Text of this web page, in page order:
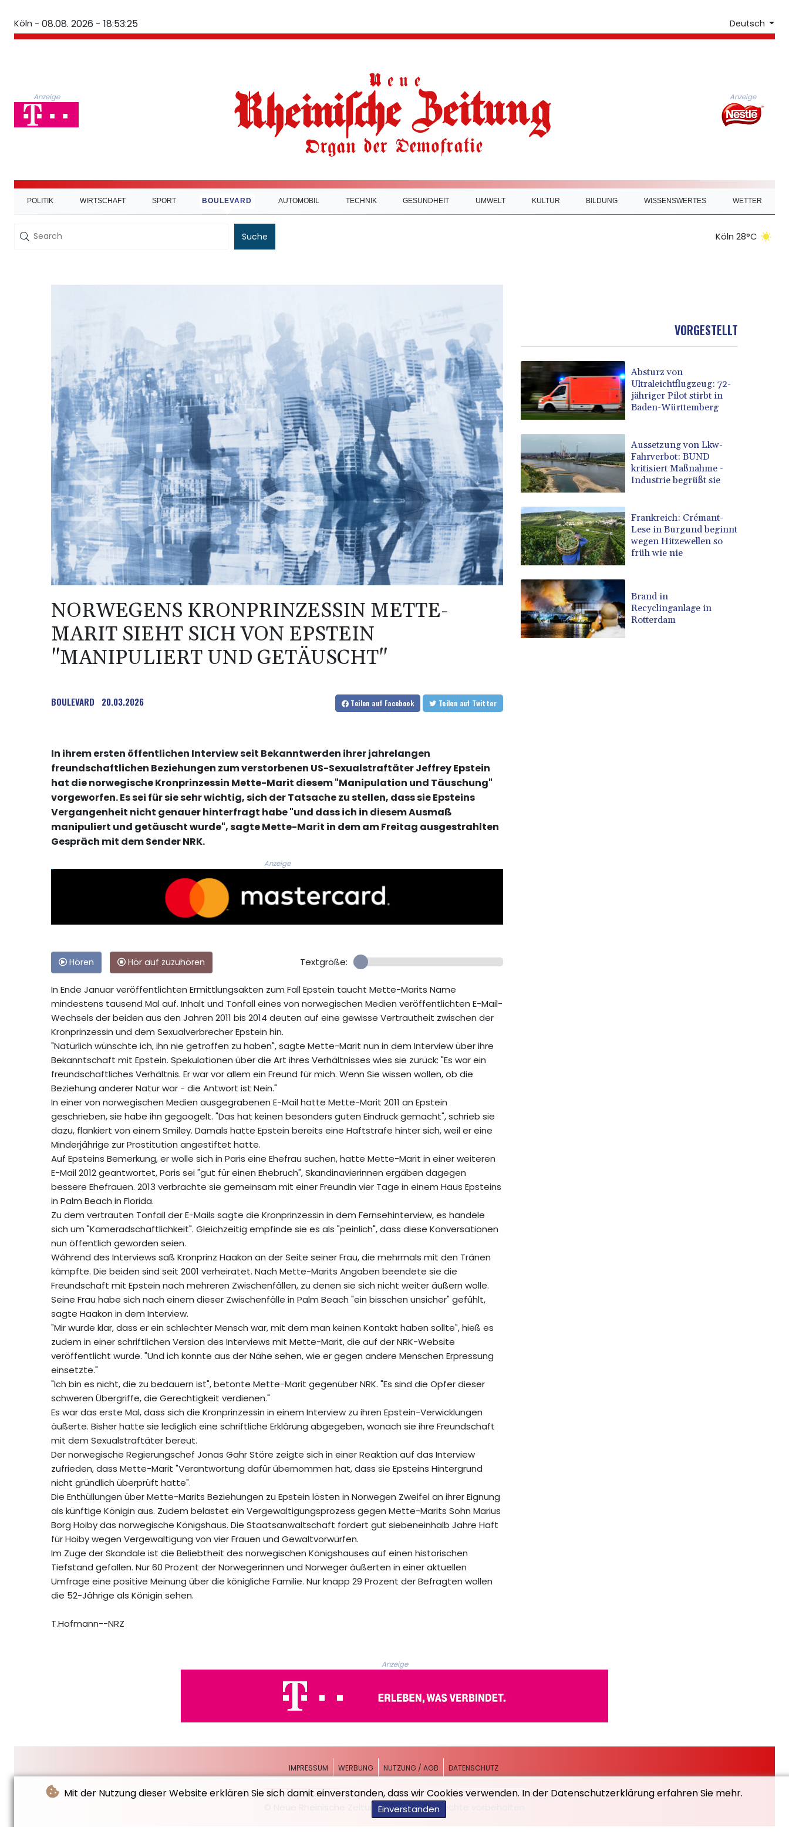
Mit der Nutzung dieser Website erklären Sie sich damit einverstanden, dass wir Cookies verwenden. In der Datenschutzerklärung erfahren Sie mehr.
Einverstanden
Köln - 08.08. 2026 - 18:53:26 Deutsch
Anzeige Anzeige
POLITIK WIRTSCHAFT SPORT BOULEVARD AUTOMOBIL TECHNIK GESUNDHEIT UMWELT KULTUR BILDUNG WISSENSWERTES WETTER
Suche Köln 28°C
NORWEGENS KRONPRINZESSIN METTE-
MARIT SIEHT SICH VON EPSTEIN
"MANIPULIERT UND GETÄUSCHT"
BOULEVARD 20.03.2026 Teilen auf Facebook Teilen auf Twitter
In ihrem ersten öffentlichen Interview seit Bekanntwerden ihrer jahrelangen
freundschaftlichen Beziehungen zum verstorbenen US-Sexualstraftäter Jeffrey Epstein
hat die norwegische Kronprinzessin Mette-Marit diesem "Manipulation und Täuschung"
vorgeworfen. Es sei für sie sehr wichtig, sich der Tatsache zu stellen, dass sie Epsteins
Vergangenheit nicht genauer hinterfragt habe "und dass ich in diesem Ausmaß
manipuliert und getäuscht wurde", sagte Mette-Marit in dem am Freitag ausgestrahlten
Gespräch mit dem Sender NRK.
Anzeige
Hören Hör auf zuzuhören Textgröße:
In Ende Januar veröffentlichten Ermittlungsakten zum Fall Epstein taucht Mette-Marits Name
mindestens tausend Mal auf. Inhalt und Tonfall eines von norwegischen Medien veröffentlichten E-Mail-
Wechsels der beiden aus den Jahren 2011 bis 2014 deuten auf eine gewisse Vertrautheit zwischen der
Kronprinzessin und dem Sexualverbrecher Epstein hin.
"Natürlich wünschte ich, ihn nie getroffen zu haben", sagte Mette-Marit nun in dem Interview über ihre
Bekanntschaft mit Epstein. Spekulationen über die Art ihres Verhältnisses wies sie zurück: "Es war ein
freundschaftliches Verhältnis. Er war vor allem ein Freund für mich. Wenn Sie wissen wollen, ob die
Beziehung anderer Natur war - die Antwort ist Nein."
In einer von norwegischen Medien ausgegrabenen E-Mail hatte Mette-Marit 2011 an Epstein
geschrieben, sie habe ihn gegoogelt. "Das hat keinen besonders guten Eindruck gemacht", schrieb sie
dazu, flankiert von einem Smiley. Damals hatte Epstein bereits eine Haftstrafe hinter sich, weil er eine
Minderjährige zur Prostitution angestiftet hatte.
Auf Epsteins Bemerkung, er wolle sich in Paris eine Ehefrau suchen, hatte Mette-Marit in einer weiteren
E-Mail 2012 geantwortet, Paris sei "gut für einen Ehebruch", Skandinavierinnen ergäben dagegen
bessere Ehefrauen. 2013 verbrachte sie gemeinsam mit einer Freundin vier Tage in einem Haus Epsteins
in Palm Beach in Florida.
Zu dem vertrauten Tonfall der E-Mails sagte die Kronprinzessin in dem Fernsehinterview, es handele
sich um "Kameradschaftlichkeit". Gleichzeitig empfinde sie es als "peinlich", dass diese Konversationen
nun öffentlich geworden seien.
Während des Interviews saß Kronprinz Haakon an der Seite seiner Frau, die mehrmals mit den Tränen
kämpfte. Die beiden sind seit 2001 verheiratet. Nach Mette-Marits Angaben beendete sie die
Freundschaft mit Epstein nach mehreren Zwischenfällen, zu denen sie sich nicht weiter äußern wolle.
Seine Frau habe sich nach einem dieser Zwischenfälle in Palm Beach "ein bisschen unsicher" gefühlt,
sagte Haakon in dem Interview.
"Mir wurde klar, dass er ein schlechter Mensch war, mit dem man keinen Kontakt haben sollte", hieß es
zudem in einer schriftlichen Version des Interviews mit Mette-Marit, die auf der NRK-Website
veröffentlicht wurde. "Und ich konnte aus der Nähe sehen, wie er gegen andere Menschen Erpressung
einsetzte."
"Ich bin es nicht, die zu bedauern ist", betonte Mette-Marit gegenüber NRK. "Es sind die Opfer dieser
schweren Übergriffe, die Gerechtigkeit verdienen."
Es war das erste Mal, dass sich die Kronprinzessin in einem Interview zu ihren Epstein-Verwicklungen
äußerte. Bisher hatte sie lediglich eine schriftliche Erklärung abgegeben, wonach sie ihre Freundschaft
mit dem Sexualstraftäter bereut.
Der norwegische Regierungschef Jonas Gahr Störe zeigte sich in einer Reaktion auf das Interview
zufrieden, dass Mette-Marit "Verantwortung dafür übernommen hat, dass sie Epsteins Hintergrund
nicht gründlich überprüft hatte".
Die Enthüllungen über Mette-Marits Beziehungen zu Epstein lösten in Norwegen Zweifel an ihrer Eignung
als künftige Königin aus. Zudem belastet ein Vergewaltigungsprozess gegen Mette-Marits Sohn Marius
Borg Hoiby das norwegische Königshaus. Die Staatsanwaltschaft fordert gut siebeneinhalb Jahre Haft
für Hoiby wegen Vergewaltigung von vier Frauen und Gewaltvorwürfen.
Im Zuge der Skandale ist die Beliebtheit des norwegischen Königshauses auf einen historischen
Tiefstand gefallen. Nur 60 Prozent der Norwegerinnen und Norweger äußerten in einer aktuellen
Umfrage eine positive Meinung über die königliche Familie. Nur knapp 29 Prozent der Befragten wollen
die 52-Jährige als Königin sehen.
T.Hofmann--NRZ
VORGESTELLT
Absturz von
Ultraleichtflugzeug: 72-
jähriger Pilot stirbt in
Baden-Württemberg
Aussetzung von Lkw-
Fahrverbot: BUND
kritisiert Maßnahme -
Industrie begrüßt sie
Frankreich: Crémant-
Lese in Burgund beginnt
wegen Hitzewellen so
früh wie nie
Brand in
Recyclinganlage in
Rotterdam
Anzeige
IMPRESSUM WERBUNG NUTZUNG / AGB DATENSCHUTZ
© Neue Rheinische Zeitung - 2026 - Alle Rechte vorbehalten